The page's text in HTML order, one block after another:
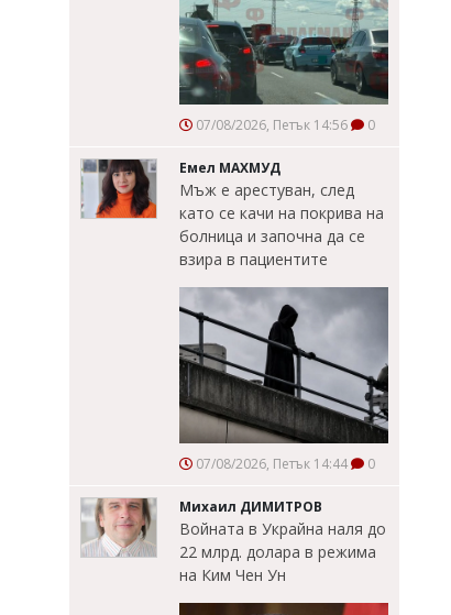
07/08/2026, Петък 14:56 0
Емел МАХМУД
Мъж е арестуван, след
като се качи на покрива на
болница и започна да се
взира в пациентите
07/08/2026, Петък 14:44 0
Михаил ДИМИТРОВ
Войната в Украйна наля до
22 млрд. долара в режима
на Ким Чен Ун